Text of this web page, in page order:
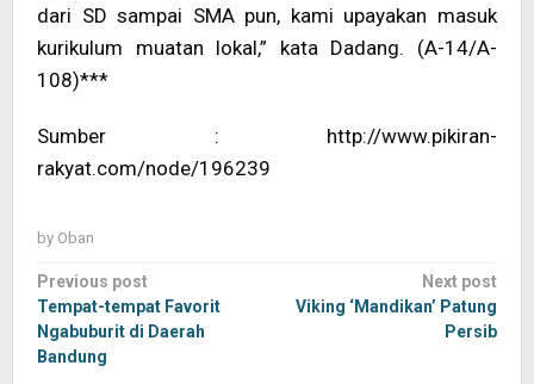
dari SD sampai SMA pun, kami upayakan masuk
kurikulum muatan lokal,” kata Dadang. (A-14/A-
108)***
Sumber : http://www.pikiran-
rakyat.com/node/196239
by Oban
Post
navigation
Previous post
Tempat-tempat Favorit
Ngabuburit di Daerah
Bandung
Next post
Viking ‘Mandikan’ Patung
Persib